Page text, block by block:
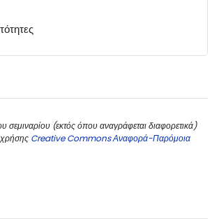
σεμιναρίου (εκτός όπου αναγράφεται διαφορετικά)
χρήσης Creative Commons Αναφορά-Παρόμοια